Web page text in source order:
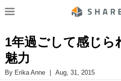
1年過ごして感じら
魅力
By Erika Anne Aug, 31, 2015